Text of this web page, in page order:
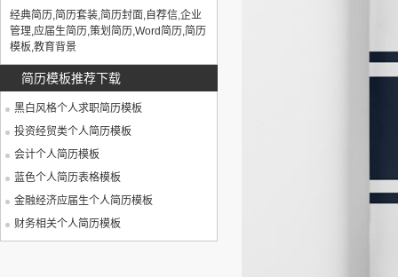
经典简历,简历套装,简历封面,自荐信,企业
管理,应届生简历,策划简历,Word简历,简历
模板,教育背景
简历模板推荐下载
黑白风格个人求职简历模板
投资经贸类个人简历模板
会计个人简历模板
蓝色个人简历表格模板
金融经济应届生个人简历模板
财务相关个人简历模板